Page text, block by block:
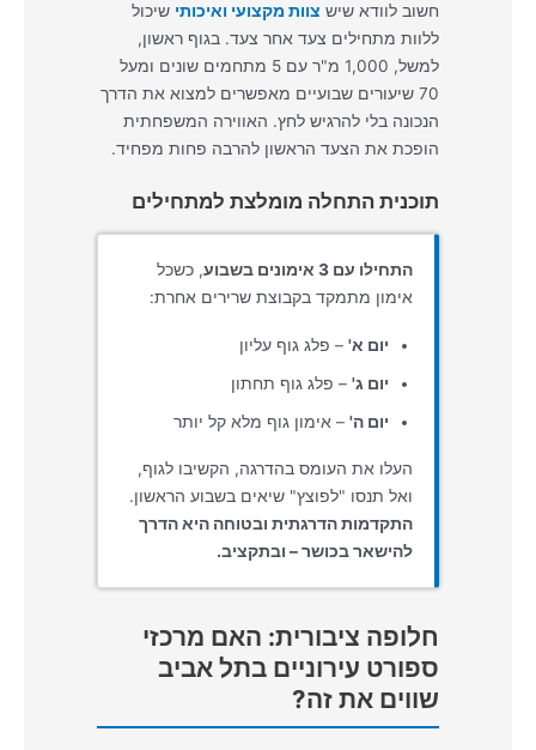
חשוב לוודא שיש צוות מקצועי ואיכותי שיכול
ללוות מתחילים צעד אחר צעד. בגוף ראשון,
למשל, 1,000 מ"ר עם 5 מתחמים שונים ומעל
70 שיעורים שבועיים מאפשרים למצוא את הדרך
הנכונה בלי להרגיש לחץ. האווירה המשפחתית
הופכת את הצעד הראשון להרבה פחות מפחיד.
תוכנית התחלה מומלצת למתחילים
התחילו עם 3 אימונים בשבוע
, כשכל
אימון מתמקד בקבוצת שרירים אחרת:
יום א' – פלג גוף עליון
יום ג' – פלג גוף תחתון
יום ה' – אימון גוף מלא קל יותר
העלו את העומס בהדרגה, הקשיבו לגוף,
ואל תנסו "לפוצץ" שיאים בשבוע הראשון.
התקדמות הדרגתית ובטוחה היא הדרך
להישאר בכושר – ובתקציב.
חלופה ציבורית: האם מרכזי
ספורט עירוניים בתל אביב
שווים את זה?